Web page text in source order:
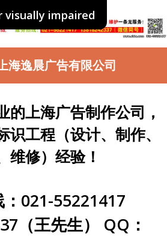
visually impaired
海逸晨广告有限公司
的上海广告制作公司，
工程（设计、制作、
维修）经验！
021-55221417
（王先生） QQ：